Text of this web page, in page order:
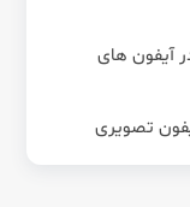
آیفون های
تصویری